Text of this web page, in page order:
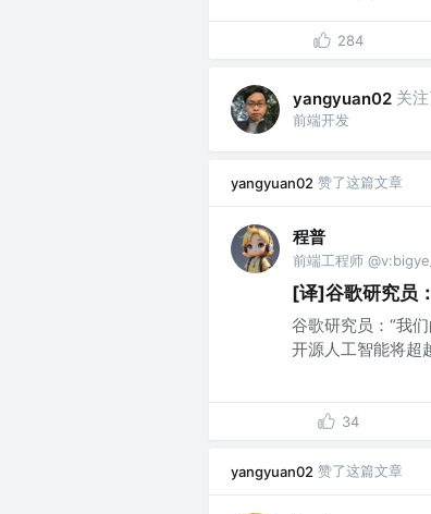
284
yangyuan02 关
前端开发
yangyuan02 赞了这篇文章
程普
前端工程师
[译]谷歌研究员
谷歌研究员：“我
开源人工智能将超
34
yangyuan02 赞了这篇文章